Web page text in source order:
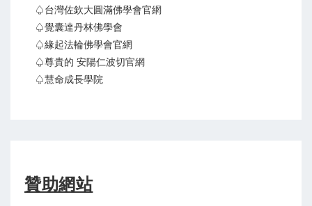
♤台灣佐欽大圓滿佛學會官網
♤覺囊達丹林佛學會
♤緣起法輪佛學會官網
♤尊貴的 安陽仁波切官網
♤慧命成長學院
贊助網站